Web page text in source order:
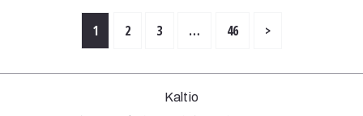
1 2 3 … 46 >
Kaltio